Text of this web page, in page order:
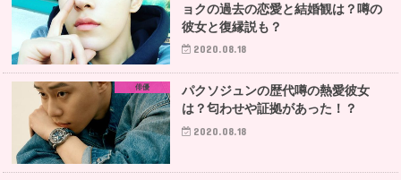
ョクの過去の恋愛と結婚観は？噂の
彼女と復縁説も？
2020.08.18
俳優
パクソジュンの歴代噂の熱愛彼女
は？匂わせや証拠があった！？
2020.08.18